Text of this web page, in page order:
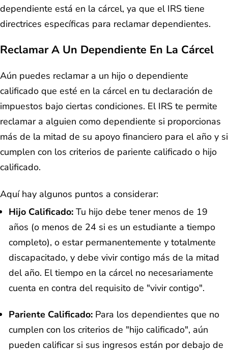
dependiente está en la cárcel, ya que el IRS tiene
directrices específicas para reclamar dependientes.
Reclamar A Un Dependiente En La Cárcel
Aún puedes reclamar a un hijo o dependiente
calificado que esté en la cárcel en tu declaración de
impuestos bajo ciertas condiciones. El IRS te permite
reclamar a alguien como dependiente si proporcionas
más de la mitad de su apoyo financiero para el año y si
cumplen con los criterios de pariente calificado o hijo
calificado.
Aquí hay algunos puntos a considerar:
Hijo Calificado: Tu hijo debe tener menos de 19
años (o menos de 24 si es un estudiante a tiempo
completo), o estar permanentemente y totalmente
discapacitado, y debe vivir contigo más de la mitad
del año. El tiempo en la cárcel no necesariamente
cuenta en contra del requisito de "vivir contigo".
Pariente Calificado: Para los dependientes que no
cumplen con los criterios de "hijo calificado", aún
pueden calificar si sus ingresos están por debajo de